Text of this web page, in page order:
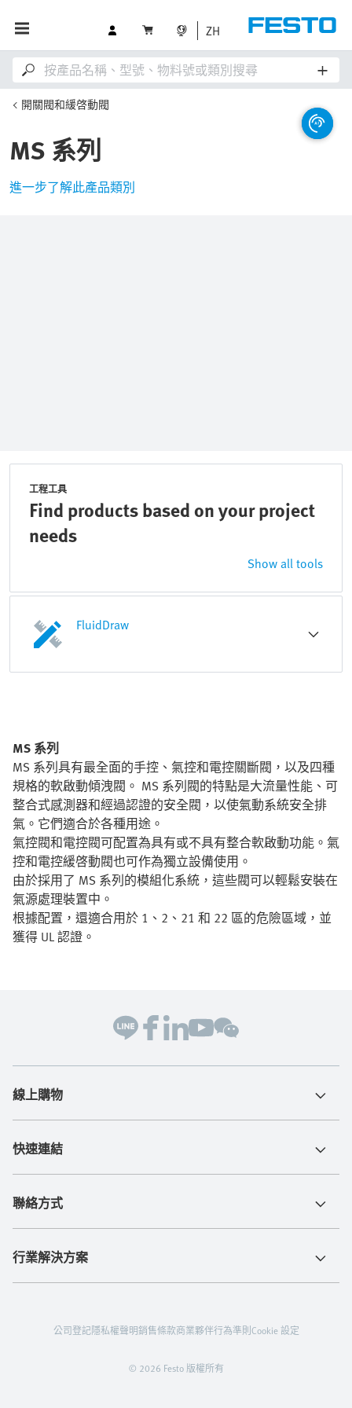
ZH
開關閥和緩啓動閥
MS 系列
進一步了解此產品類別
工程工具
Find products based on your project
needs
Show all tools
FluidDraw
MS 系列
MS 系列具有最全面的手控、氣控和電控關斷閥，以及四種
規格的軟啟動傾洩閥。 MS 系列閥的特點是大流量性能、可
整合式感測器和經過認證的安全閥，以使氣動系統安全排
氣。它們適合於各種用途。
氣控閥和電控閥可配置為具有或不具有整合軟啟動功能。氣
控和電控緩啓動閥也可作為獨立設備使用。
由於採用了 MS 系列的模組化系統，這些閥可以輕鬆安裝在
氣源處理裝置中。
根據配置，還適合用於 1、2、21 和 22 區的危險區域，並
獲得 UL 認證。
線上購物
快速連結
聯絡方式
行業解決方案
© 2026 Festo 版權所有
公司登記隱私權聲明銷售條款商業夥伴行為準則Cookie 設定